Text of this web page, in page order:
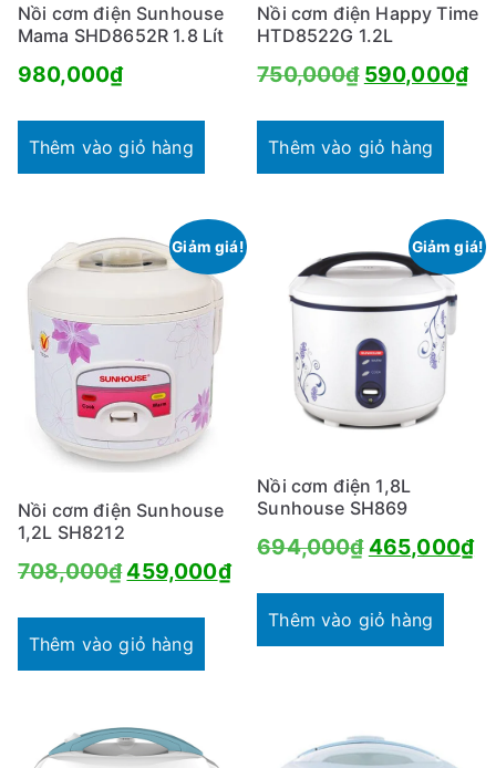
Nồi cơm điện Sunhouse
Mama SHD8652R 1.8 Lít
980,000₫
Thêm vào giỏ hàng
Nồi cơm điện Happy Time
HTD8522G 1.2L
750,000₫ Giá
là:
590,000₫
Thêm vào giỏ hàng
Giảm giá!
Nồi cơm điện Sunhouse
1,2L SH8212
708,000₫Giá
là:
459,000₫Giá
hiện
Thêm vào giỏ hàng
Giảm giá!
Nồi cơm điện 1,8L
Sunhouse SH869
694,000₫ Giá
là:
465,000₫
Thêm vào giỏ hàng